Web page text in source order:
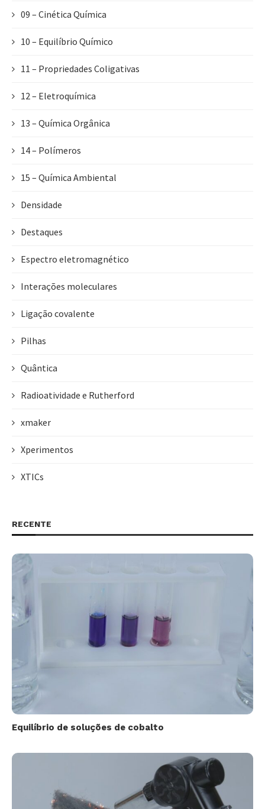
09 – Cinética Química
10 – Equilíbrio Químico
11 – Propriedades Coligativas
12 – Eletroquímica
13 – Química Orgânica
14 – Polímeros
15 – Química Ambiental
Densidade
Destaques
Espectro eletromagnético
Interações moleculares
Ligação covalente
Pilhas
Quântica
Radioatividade e Rutherford
xmaker
Xperimentos
XTICs
RECENTE
Equilíbrio de soluções de cobalto